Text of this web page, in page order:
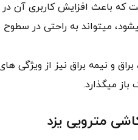
باعث افزایش کاربری آن در
میتواند به راحتی در
و نیمه براق نیز از
میگذارد.